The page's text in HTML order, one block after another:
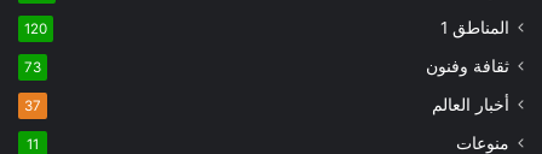
المناطق 1 120
ثقافة وفنون 73
أخبار العالم 37
منوعات 11